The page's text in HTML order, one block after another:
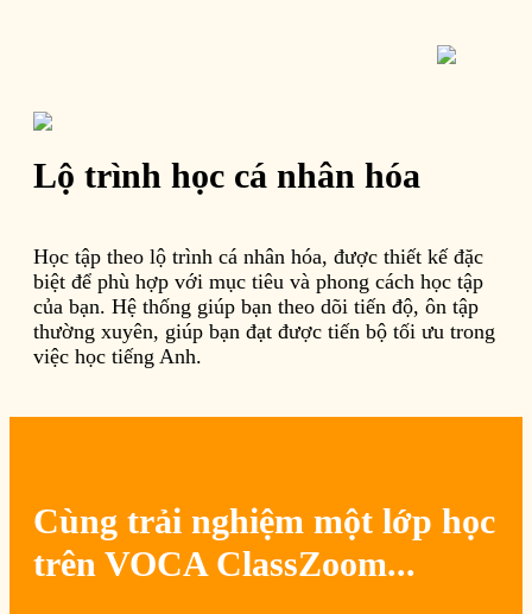
Lộ trình học cá nhân hóa
Học tập theo lộ trình cá nhân hóa, được thiết kế đặc
biệt để phù hợp với mục tiêu và phong cách học tập
của bạn. Hệ thống giúp bạn theo dõi tiến độ, ôn tập
thường xuyên, giúp bạn đạt được tiến bộ tối ưu trong
việc học tiếng Anh.
Cùng trải nghiệm một lớp học
trên VOCA ClassZoom...